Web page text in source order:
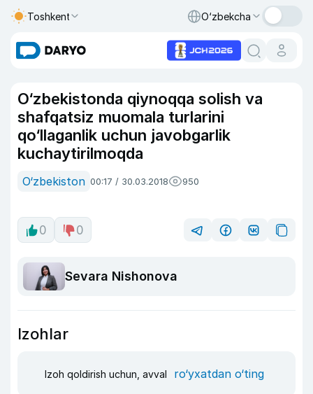
Toshkent O‘zbekcha
O‘zbekistonda qiynoqqa solish va
shafqatsiz muomala turlarini
qo‘llaganlik uchun javobgarlik
kuchaytirilmoqda
O‘zbekiston 00:17 / 30.03.2018 950
0 0
Sevara Nishonova
Izohlar
Izoh qoldirish uchun, avval ro‘yxatdan o‘ting